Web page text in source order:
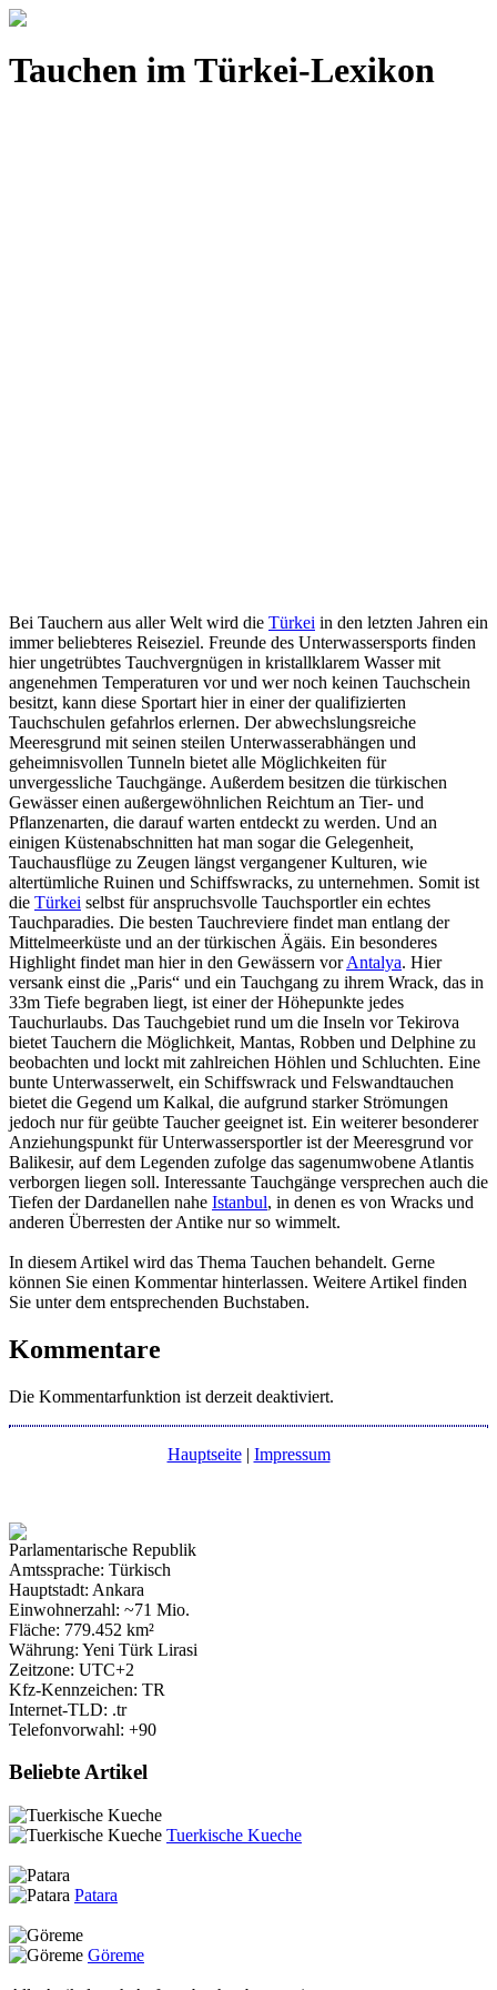
Tauchen im Türkei-Lexikon
Bei Tauchern aus aller Welt wird die Türkei in den letzten Jahren ein
immer beliebteres Reiseziel. Freunde des Unterwassersports finden
hier ungetrübtes Tauchvergnügen in kristallklarem Wasser mit
angenehmen Temperaturen vor und wer noch keinen Tauchschein
besitzt, kann diese Sportart hier in einer der qualifizierten
Tauchschulen gefahrlos erlernen. Der abwechslungsreiche
Meeresgrund mit seinen steilen Unterwasserabhängen und
geheimnisvollen Tunneln bietet alle Möglichkeiten für
unvergessliche Tauchgänge. Außerdem besitzen die türkischen
Gewässer einen außergewöhnlichen Reichtum an Tier- und
Pflanzenarten, die darauf warten entdeckt zu werden. Und an
einigen Küstenabschnitten hat man sogar die Gelegenheit,
Tauchausflüge zu Zeugen längst vergangener Kulturen, wie
altertümliche Ruinen und Schiffswracks, zu unternehmen. Somit ist
die Türkei selbst für anspruchsvolle Tauchsportler ein echtes
Tauchparadies. Die besten Tauchreviere findet man entlang der
Mittelmeerküste und an der türkischen Ägäis. Ein besonderes
Highlight findet man hier in den Gewässern vorAntalya. Hier
versank einst die „Paris“ und ein Tauchgang zu ihrem Wrack, das in
33m Tiefe begraben liegt, ist einer der Höhepunkte jedes
Tauchurlaubs. Das Tauchgebiet rund um die Inseln vor Tekirova
bietet Tauchern die Möglichkeit, Mantas, Robben und Delphine zu
beobachten und lockt mit zahlreichen Höhlen und Schluchten. Eine
bunte Unterwasserwelt, ein Schiffswrack und Felswandtauchen
bietet die Gegend um Kalkal, die aufgrund starker Strömungen
jedoch nur für geübte Taucher geeignet ist. Ein weiterer besonderer
Anziehungspunkt für Unterwassersportler ist der Meeresgrund vor
Balikesir, auf dem Legenden zufolge das sagenumwobene Atlantis
verborgen liegen soll. Interessante Tauchgänge versprechen auch die
Tiefen der Dardanellen nahe Istanbul, in denen es von Wracks und
anderen Überresten der Antike nur so wimmelt.
In diesem Artikel wird das Thema Tauchen behandelt. Gerne
können Sie einen Kommentar hinterlassen. Weitere Artikel finden
Sie unter dem entsprechenden Buchstaben.
Kommentare
Die Kommentarfunktion ist derzeit deaktiviert.
Hauptseite| Impressum
Parlamentarische Republik
Amtssprache: Türkisch
Hauptstadt: Ankara
Einwohnerzahl: ~71 Mio.
Fläche: 779.452 km²
Währung: Yeni Türk Lirasi
Zeitzone: UTC+2
Kfz-Kennzeichen: TR
Internet-TLD: .tr
Telefonvorwahl: +90
Beliebte Artikel
Tuerkische Kueche
Patara
Göreme